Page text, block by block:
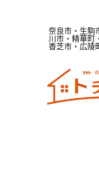
奈良市・生駒
川市・精華町
香芝市・広陵